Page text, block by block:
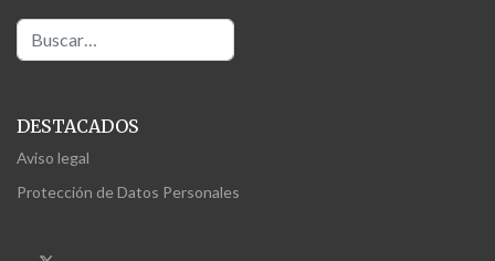
Buscar
DESTACADOS
Aviso legal
Protección de Datos Personales